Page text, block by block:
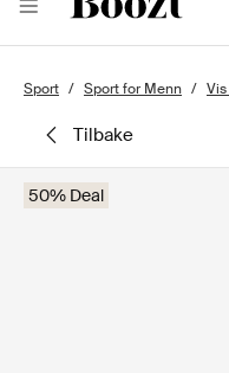
Sport Sport for Menn
tilbake
50% Deal